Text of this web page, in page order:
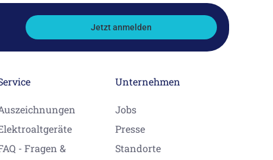
Jetzt anmelden
- Fragen &
Unternehmen
Jobs
Presse
Standorte